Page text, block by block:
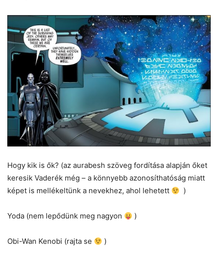
Hogy kik is ők? (az aurabesh szöveg fordítása alapján őket
keresik Vaderék még – a könnyebb azonosíthatóság miatt
képet is mellékeltünk a nevekhez, ahol lehetett
)
Yoda (nem lepődünk meg nagyon )
Obi-Wan Kenobi (rajta se )